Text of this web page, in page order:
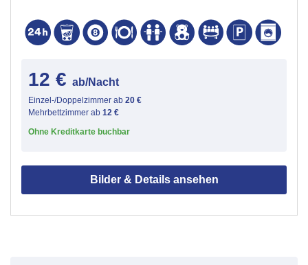
12 € ab/Nacht
Einzel-/Doppelzimmer ab 20 €
Mehrbettzimmer ab 12 €
Ohne Kreditkarte buchbar
Bilder & Details ansehen